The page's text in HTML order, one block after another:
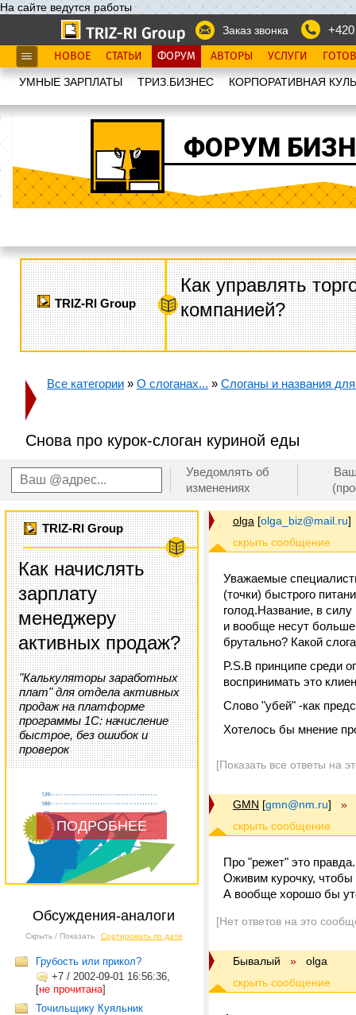
На сайте ведутся работы
Заказ звонка
НОВОЕ СТАТЬИ ФОРУМ АВТОРЫ УСЛУГИ
УМНЫЕ ЗАРПЛАТЫ ТРИЗ.БИЗНЕС КОРПОРАТИВНАЯ
ФОРУМ
TRIZ-RI Group
Как управлять
компанией?
Все категории » О слоганах... » Слоганы и названия
Снова про курок-слоган куриной еды
Уведомлять об
изменениях
TRIZ-RI Group
Как начислять
зарплату
менеджеру
активных продаж?
"Калькуляторы заработных
плат" для отдела активных
продаж на платформе
программы 1С: начисление
быстрое, без ошибок и
проверок
ПОДРОБНЕЕ
Обсуждения-аналоги
Скрыть / Показать Сортировать по дате
Грубость или прикол?
+7 / 2002-09-01 16:56:36,
[не прочитана]
Точильщику Куяльник
olga [olga_biz@mail.ru]
Уважаемые
(точки) быстрого
голод.Название, в
и вообще несут
брутально? Какой
P.S.В принципе среди
воспринимать это
Слово "убей" -как
Хотелось бы мнение
[Показать все ответы на
GMN [gmn@nm.ru] »
Про "режет" это
Оживим курочку, чтобы
А вообще хорошо бы
[Нет ответов на это
Бывалый » olga